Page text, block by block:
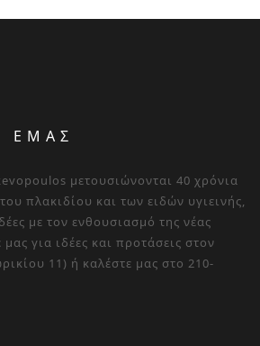
ΕΜΑΣ
μετουσιώνονται 40 χρόνια
πλακιδίου και των ειδών υγιεινής,
με τον ενθουσιασμό της νέας
μας για ιδέες και προτάσεις στον
11) ή καλέστε μας στο 210-